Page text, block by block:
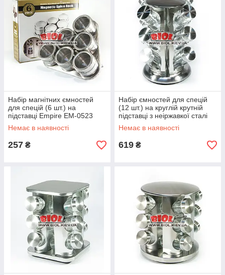
Набір магнітних ємностей
для спецій (6 шт.) на
підставці Empire EM-0523
Немає в наявності
257 ₴
Набір ємностей для спецій
(12 шт.) на круглій крутній
підставці з неіржавкої сталі
Empire EM-3162
Немає в наявності
619 ₴